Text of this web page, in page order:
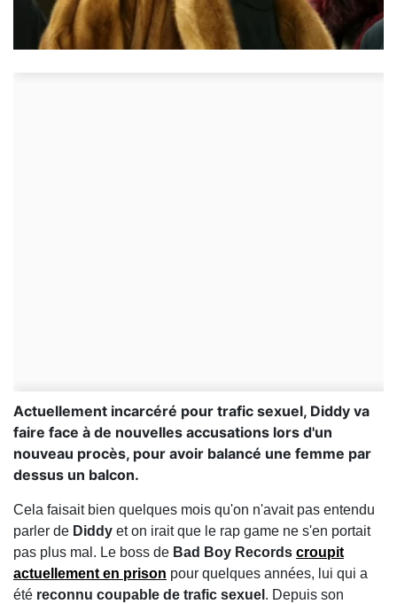
Actuellement incarcéré pour trafic sexuel, Diddy va
faire face à de nouvelles accusations lors d'un
nouveau procès, pour avoir balancé une femme par
dessus un balcon.
Cela faisait bien quelques mois qu'on n'avait pas entendu
parler de Diddy et on irait que le rap game ne s'en portait
pas plus mal. Le boss de Bad Boy Records croupit
actuellement en prison pour quelques années, lui qui a
été reconnu coupable de trafic sexuel . Depuis son